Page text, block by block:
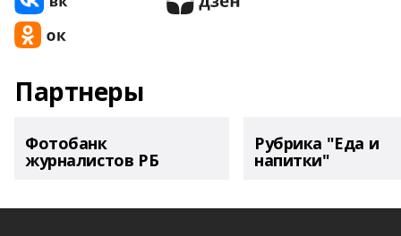
Партнеры
Фотобанк
журналистов РБ
Рубрика "Еда и
напитки"